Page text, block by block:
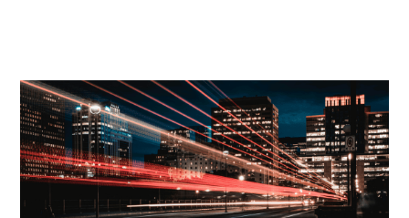
Smart
Cities
e
o
Papel
dos
Municípios
na
Sustentabilidade
Energética